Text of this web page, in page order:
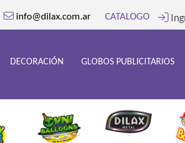
info@dilax.com.ar CATALOGO
DECORACIÓN GLOBOS PUBLICITARIOS